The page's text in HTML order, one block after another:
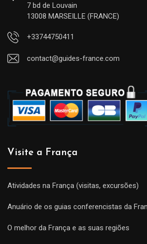
7 bd de Louvain
13008 MARSEILLE (FRANCE)
+33744750411
contact@guides-france.com
Visite a França
Atividades na França (visitas, excursões)
Anuário de os guias conferencistas da
O melhor da França e as suas regiões